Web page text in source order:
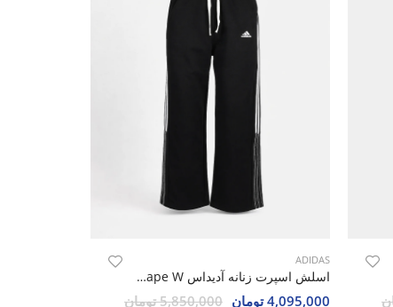
ADIDAS
اسلش اسپرت زنانه آدیداس Adidas Velora Shape W
4,095,000 تومان 5,850,000 تومان